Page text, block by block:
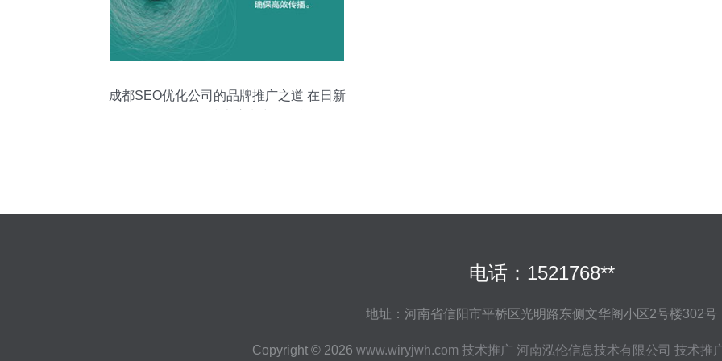
成都SEO优化公司的品牌推广之道 在日新
电话：1521768**
地址：河南省信阳市平桥区光明路东侧文华阁小区2号楼302号
Copyright © 2026 www.wiryjwh.com 技术推广 河南泓伦信息技术有限公司 技术推